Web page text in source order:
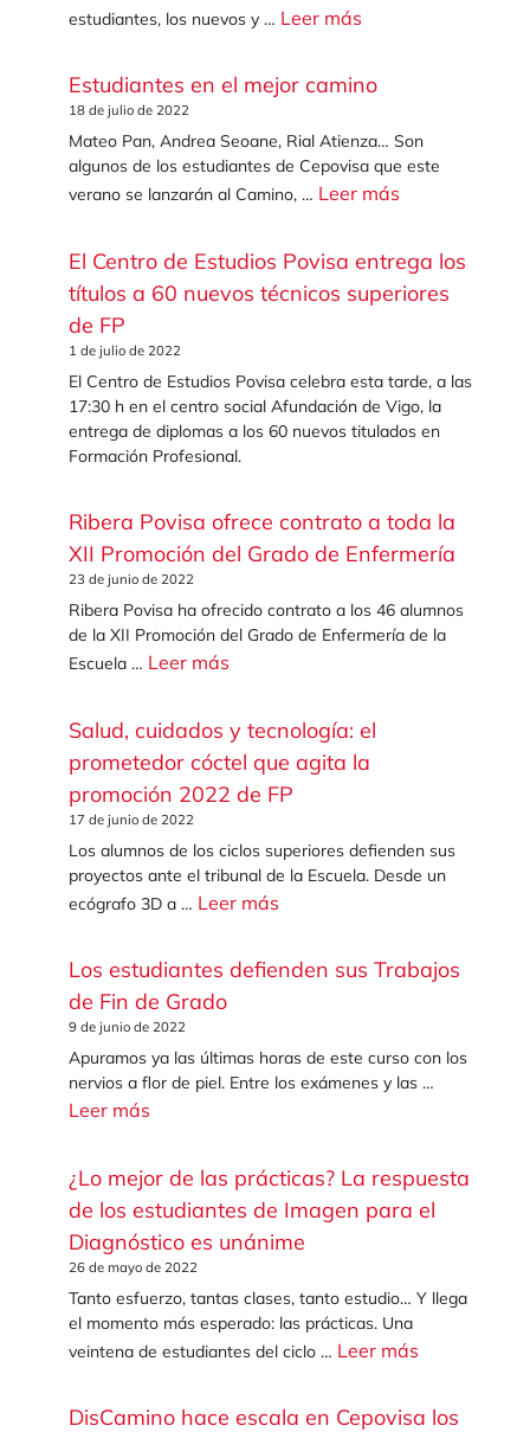
estudiantes, los nuevos y … Leer más
Estudiantes en el mejor camino
18 de julio de 2022
Mateo Pan, Andrea Seoane, Rial Atienza… Son
algunos de los estudiantes de Cepovisa que este
verano se lanzarán al Camino, … Leer más
El Centro de Estudios Povisa entrega los
títulos a 60 nuevos técnicos superiores
de FP
1 de julio de 2022
El Centro de Estudios Povisa celebra esta tarde, a las
17:30 h en el centro social Afundación de Vigo, la
entrega de diplomas a los 60 nuevos titulados en
Formación Profesional.
Ribera Povisa ofrece contrato a toda la
XII Promoción del Grado de Enfermería
23 de junio de 2022
Ribera Povisa ha ofrecido contrato a los 46 alumnos
de la XII Promoción del Grado de Enfermería de la
Escuela … Leer más
Salud, cuidados y tecnología: el
prometedor cóctel que agita la
promoción 2022 de FP
17 de junio de 2022
Los alumnos de los ciclos superiores defienden sus
proyectos ante el tribunal de la Escuela. Desde un
ecógrafo 3D a … Leer más
Los estudiantes defienden sus Trabajos
de Fin de Grado
9 de junio de 2022
Apuramos ya las últimas horas de este curso con los
nervios a flor de piel. Entre los exámenes y las …
Leer más
¿Lo mejor de las prácticas? La respuesta
de los estudiantes de Imagen para el
Diagnóstico es unánime
26 de mayo de 2022
Tanto esfuerzo, tantas clases, tanto estudio… Y llega
el momento más esperado: las prácticas. Una
veintena de estudiantes del ciclo … Leer más
DisCamino hace escala en Cepovisa los